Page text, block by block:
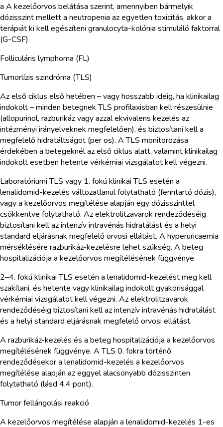
a A kezelőorvos belátása szerint, amennyiben bármelyik
dózisszint mellett a neutropenia az egyetlen toxicitás, akkor a
terápiát ki kell egészíteni granulocyta-kolónia stimuláló faktorral
(G-CSF).
Folliculáris lymphoma (FL)
Tumorlízis szindróma (TLS)
Az első ciklus első hetében – vagy hosszabb ideig, ha klinikailag
indokolt – minden betegnek TLS profilaxisban kell részesülnie
(allopurinol, razburikáz vagy azzal ekvivalens kezelés az
intézményi irányelveknek megfelelően), és biztosítani kell a
megfelelő hidratáltságot (per os). A TLS monitorozása
érdekében a betegeknél az első ciklus alatt, valamint klinikailag
indokolt esetben hetente vérkémiai vizsgálatot kell végezni.
Laboratóriumi TLS vagy 1. fokú klinikai TLS esetén a
lenalidomid-kezelés változatlanul folytatható (fenntartó dózis),
vagy a kezelőorvos megítélése alapján egy dózisszinttel
csökkentve folytatható. Az elektrolitzavarok rendeződéséig
biztosítani kell az intenzív intravénás hidratálást és a helyi
standard eljárásnak megfelelő orvosi ellátást. A hyperuricaemia
mérséklésére razburikáz-kezelésre lehet szükség. A beteg
hospitalizációja a kezelőorvos megítélésének függvénye.
2–4. fokú klinikai TLS esetén a lenalidomid-kezelést meg kell
szakítani, és hetente vagy klinikailag indokolt gyakorisággal
vérkémiai vizsgálatot kell végezni. Az elektrolitzavarok
rendeződéséig biztosítani kell az intenzív intravénás hidratálást
és a helyi standard eljárásnak megfelelő orvosi ellátást.
A razburikáz-kezelés és a beteg hospitalizációja a kezelőorvos
megítélésének függvénye. A TLS 0. fokra történő
rendeződésekor a lenalidomid-kezelés a kezelőorvos
megítélése alapján az eggyel alacsonyabb dózisszinten
folytatható (lásd 4.4 pont).
Tumor fellángolási reakció
A kezelőorvos megítélése alapján a lenalidomid-kezelés 1-es